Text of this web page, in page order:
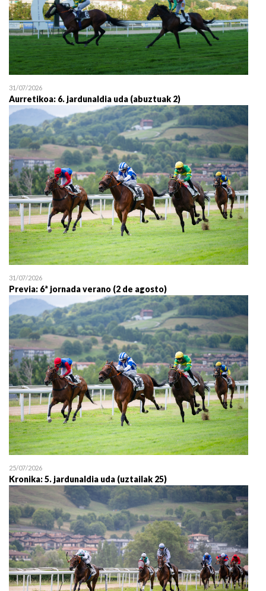
31/07/2026
Aurretikoa: 6. jardunaldia uda (abuztuak 2)
31/07/2026
Previa: 6ª jornada verano (2 de agosto)
25/07/2026
Kronika: 5. jardunaldia uda (uztailak 25)